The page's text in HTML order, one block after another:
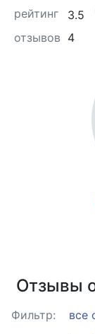
рейтинг
3.5
отзывов 4
Отзывы
Фильтр: все